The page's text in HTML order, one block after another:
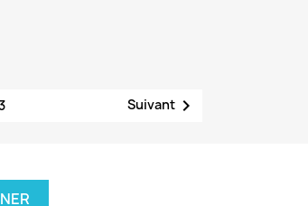
Suivant